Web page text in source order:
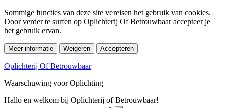
Sommige functies van deze site vereisen het gebruik van cookies.
Door verder te surfen op Oplichterij Of Betrouwbaar accepteer je
het gebruik ervan.
Meer informatie Weigeren Accepteren
Oplichterij Of Betrouwbaar
Waarschuwing voor Oplichting
Hallo en welkom bij Oplichterij of Betrouwbaar!